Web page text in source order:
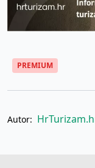
PREMIUM
Autor: